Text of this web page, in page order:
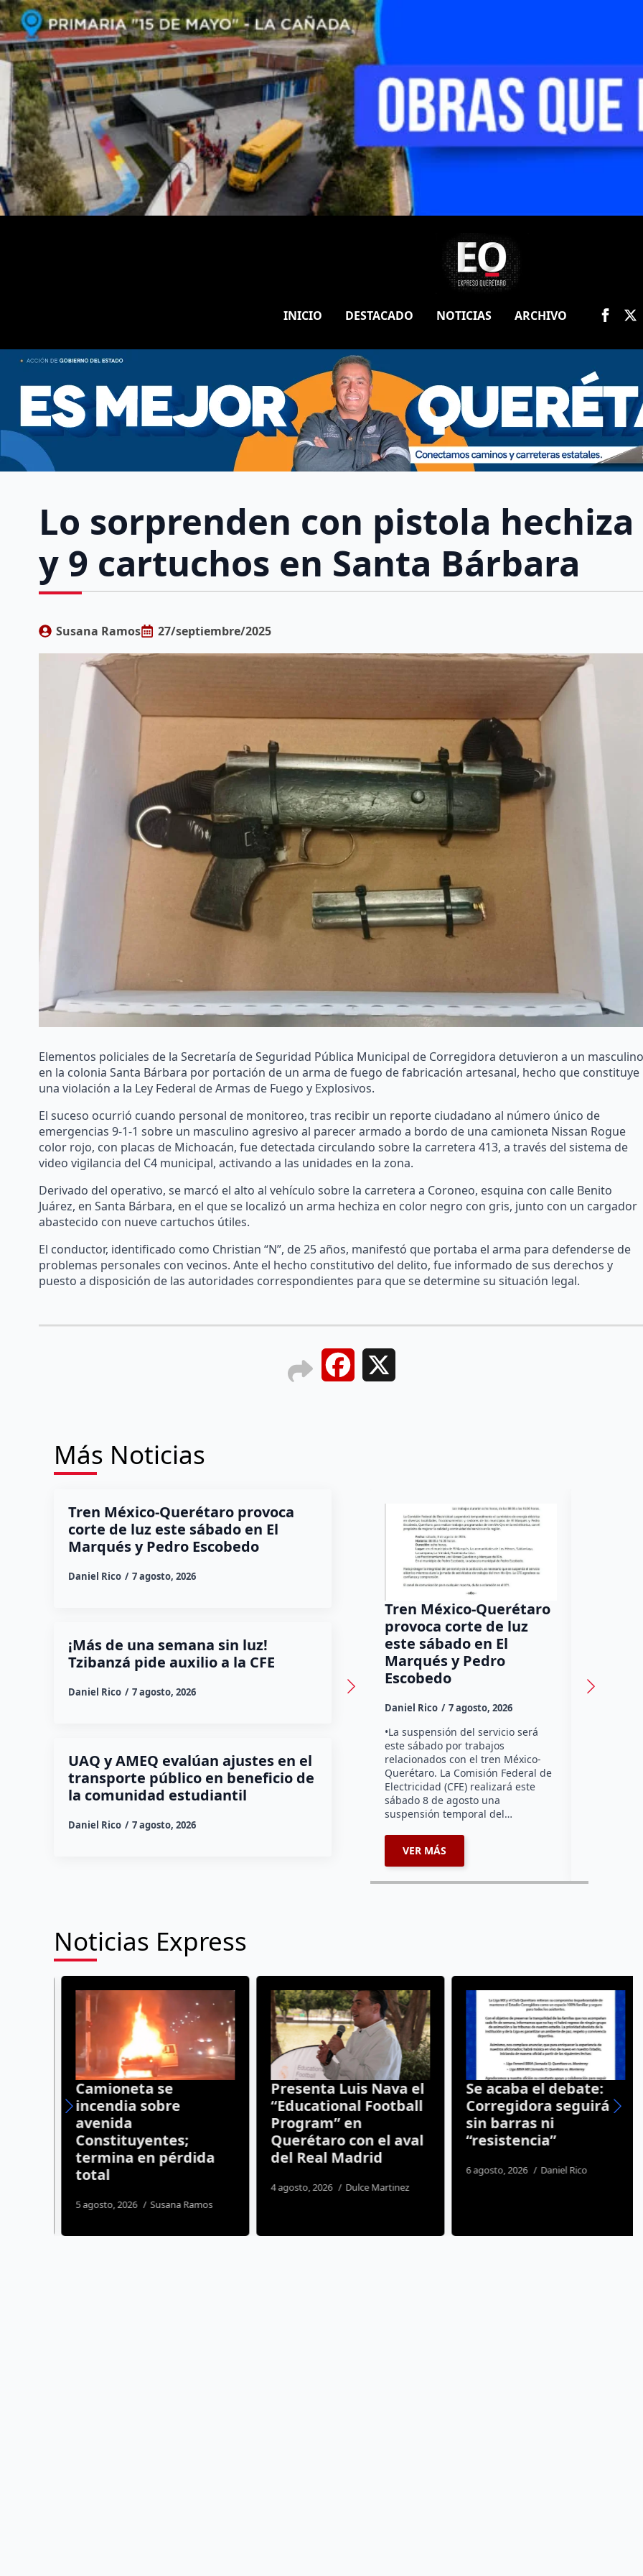
INICIO DESTACADO NOTICIAS ARCHIVO
Lo sorprenden con pistola hechiza
y 9 cartuchos en Santa Bárbara
Susana Ramos 27/septiembre/2025
Elementos policiales de la Secretaría de Seguridad Pública Municipal de Corregidora detuvieron a un masculino
en la colonia Santa Bárbara por portación de un arma de fuego de fabricación artesanal, hecho que constituye
una violación a la Ley Federal de Armas de Fuego y Explosivos.
El suceso ocurrió cuando personal de monitoreo, tras recibir un reporte ciudadano al número único de
emergencias 9-1-1 sobre un masculino agresivo al parecer armado a bordo de una camioneta Nissan Rogue
color rojo, con placas de Michoacán, fue detectada circulando sobre la carretera 413, a través del sistema de
video vigilancia del C4 municipal, activando a las unidades en la zona.
Derivado del operativo, se marcó el alto al vehículo sobre la carretera a Coroneo, esquina con calle Benito
Juárez, en Santa Bárbara, en el que se localizó un arma hechiza en color negro con gris, junto con un cargador
abastecido con nueve cartuchos útiles.
El conductor, identificado como Christian “N”, de 25 años, manifestó que portaba el arma para defenderse de
problemas personales con vecinos. Ante el hecho constitutivo del delito, fue informado de sus derechos y
puesto a disposición de las autoridades correspondientes para que se determine su situación legal.
Facebook
Más Noticias
Tren México-Querétaro provoca
corte de luz este sábado en El
Marqués y Pedro Escobedo
Daniel Rico 7 agosto, 2026
¡Más de una semana sin luz!
Tzibanzá pide auxilio a la CFE
Daniel Rico 7 agosto, 2026
UAQ y AMEQ evalúan ajustes en el
transporte público en beneficio de
la comunidad estudiantil
Daniel Rico 7 agosto, 2026
Tren México-Querétaro
provoca corte de luz
este sábado en El
Marqués y Pedro
Escobedo
Daniel Rico 7 agosto, 2026
•La suspensión del servicio será
este sábado por trabajos
relacionados con el tren México-
Querétaro. La Comisión Federal de
Electricidad (CFE) realizará este
sábado 8 de agosto una
suspensión temporal del…
VER MÁS
Habitantes
Noticias Express
Camioneta se
incendia sobre
avenida
Constituyentes;
termina en pérdida
total
5 agosto, 2026 Susana Ramos
Presenta Luis Nava el
“Educational Football
Program” en
Querétaro con el aval
del Real Madrid
4 agosto, 2026 Dulce Martinez
Se acaba el debate:
Corregidora seguirá
sin barras ni
“resistencia”
6 agosto, 2026 Daniel Rico